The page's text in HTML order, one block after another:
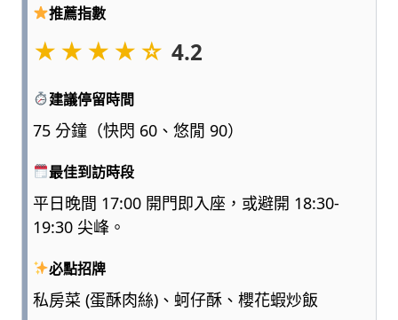
一
子
推薦指數
★★★★☆ 4.2
建議停留時間
75 分鐘（快閃 60、悠閒 90）
最佳到訪時段
平日晚間 17:00 開門即入座，或避開 18:30-
19:30 尖峰。
必點招牌
私房菜 (蛋酥肉絲)、蚵仔酥、櫻花蝦炒飯